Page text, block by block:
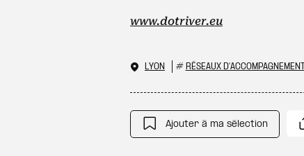
www.dotriver.eu
LYON # RÉSEAUX D'ACCOMPAGNEMENT
Ajouter à ma sélection